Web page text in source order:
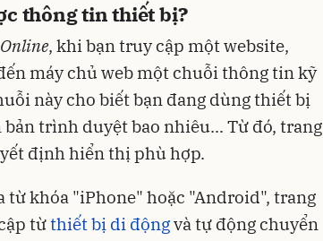
thông tin thiết bị?
, khi bạn truy cập một website,
máy chủ web một chuỗi thông tin kỹ
này cho biết bạn đang dùng thiết bị
trình duyệt bao nhiêu... Từ đó, trang
định hiển thị phù hợp.
từ khóa "iPhone" hoặc "Android", trang
từthiết bị di độngvà tự động chuyển